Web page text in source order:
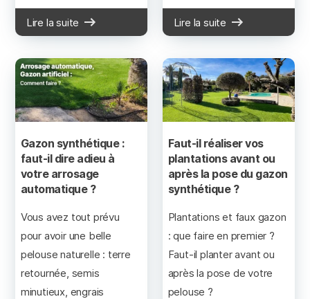
Lire la suite Lire la suite
Gazon synthétique :
faut-il dire adieu à
votre arrosage
automatique ?
Vous avez tout prévu
pour avoir une belle
pelouse naturelle : terre
retournée, semis
minutieux, engrais
Faut-il réaliser vos
plantations avant ou
après la pose du gazon
synthétique ?
Plantations et faux gazon
: que faire en premier ?
Faut-il planter avant ou
après la pose de votre
pelouse ?